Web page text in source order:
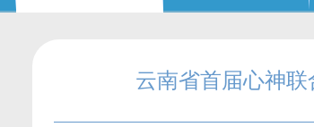
云南省首届心神